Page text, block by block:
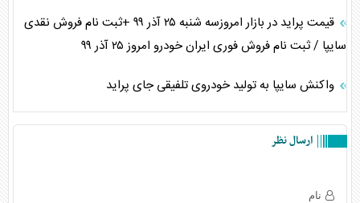
قیمت پراید در بازار امروزسه شنبه ۲۵ آذر ۹۹ +ثبت نام فروش نقدی
سایپا / ثبت نام فروش فوری ایران خودرو امروز ۲۵ آذر ۹۹
واکنش سایپا به تولید خودروی تلفیقی جای پراید
ارسال نظر
نام